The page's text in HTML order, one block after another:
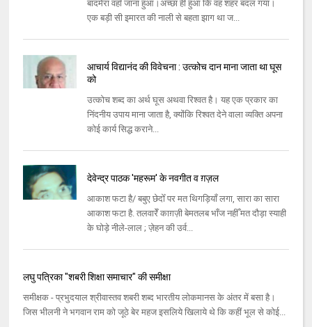
बादमेरा वहाँ जाना हुआ।अच्‍छा ही हुआ कि वह शहर बदल गया।
एक बड़ी सी इमारत की नाली से बहता झाग था ज...
आचार्य विद्यानंद की विवेचना : उत्कोच दान माना जाता था घूस
को
उत्‍कोच शब्‍द का अर्थ घूस अथवा रिश्‍वत है। यह एक प्रकार का
निंदनीय उपाय माना जाता है, क्‍योंकि रिश्‍वत देने वाला व्‍यक्‍ति अपना
कोई कार्य सिद्ध कराने...
देवेन्द्र पाठक 'महरूम' के नवगीत व ग़ज़ल
आकाश फटा है/ बबुए छेदोँ पर मत थिगड़ियाँ लगा, सारा का सारा
आकाश फटा है. तलवारेँ काग़ज़ी बेमतलब भाँज नहीँ मत दौड़ा स्याही
के घोड़े नीले-लाल ; ज़ेहन की उर्व...
लघु पत्रिका "शबरी शिक्षा समाचार" की समीक्षा
समीक्षक - प्रभुदयाल श्रीवास्तव शबरी शब्द भारतीय लोकमानस के अंतर में बसा है।
जिस भीलनी ने भगवान राम को जूठे बेर महज इसलिये खिलाये थे कि कहीं भूल से कोई...